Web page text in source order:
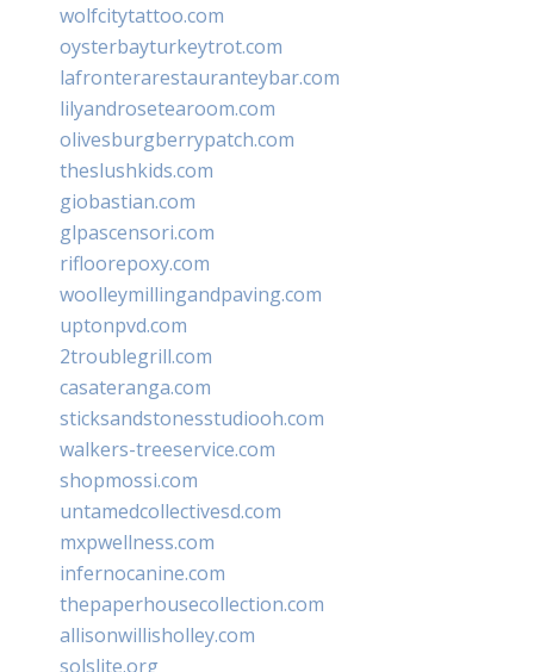
wolfcitytattoo.com
oysterbayturkeytrot.com
lafronterarestauranteybar.com
lilyandrosetearoom.com
olivesburgberrypatch.com
theslushkids.com
giobastian.com
glpascensori.com
rifloorepoxy.com
woolleymillingandpaving.com
uptonpvd.com
2troublegrill.com
casateranga.com
sticksandstonesstudiooh.com
walkers-treeservice.com
shopmossi.com
untamedcollectivesd.com
mxpwellness.com
infernocanine.com
thepaperhousecollection.com
allisonwillisholley.com
solslite.org